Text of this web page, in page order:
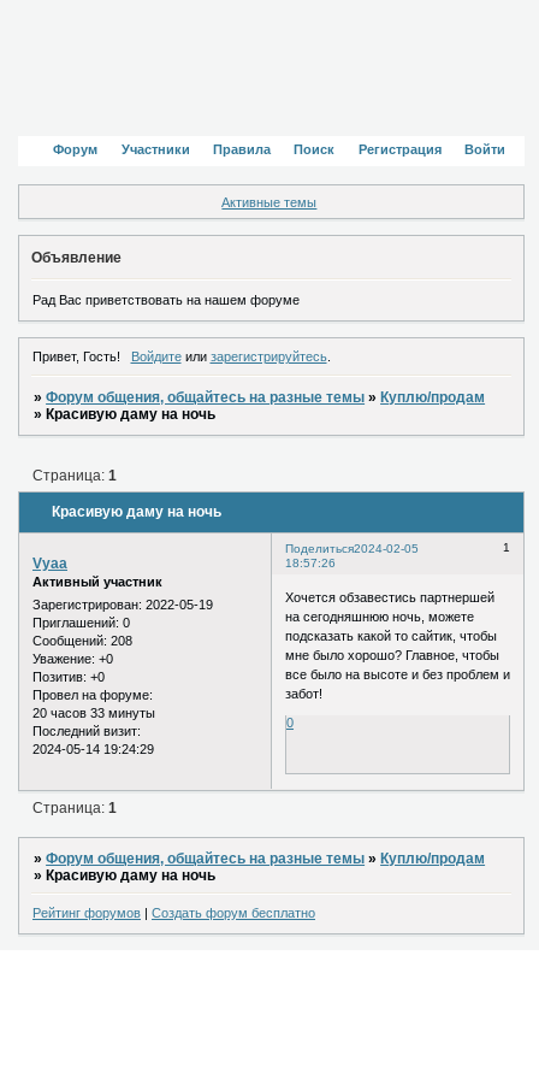
Форум Участники Правила Поиск Регистрация Войти
Активные темы
Объявление
Рад Вас приветствовать на нашем форуме
Привет, Гость! Войдитеили зарегистрируйтесь.
»Форум общения, общайтесь на разные темы »Куплю/продам
»Красивую даму на ночь
Красивую даму на ночь
Страница:1
Поделиться 1
2024-02-05
18:57:26
Vyaa
Активный участник
Зарегистрирован: 2022-05-19
Приглашений: 0
Сообщений: 208
Уважение: +0
Позитив: +0
Провел на форуме:
20 часов 33 минуты
Последний визит:
2024-05-14 19:24:29
Хочется обзавестись партнершей
на сегодняшнюю ночь, можете
подсказать какой то сайтик, чтобы
мне было хорошо? Главное, чтобы
все было на высоте и без проблем и
забот!
0
Страница:1
»Форум общения, общайтесь на разные темы »Куплю/продам
»Красивую даму на ночь
Рейтинг форумов | Создать форум бесплатно